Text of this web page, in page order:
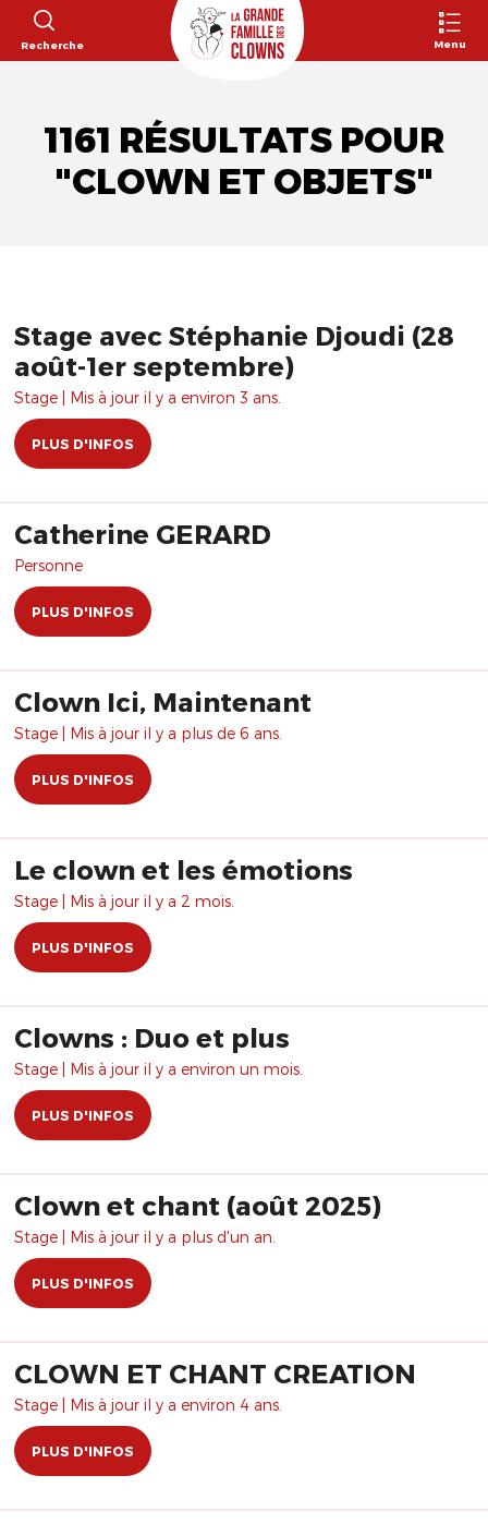
Recherche Menu
1161 RÉSULTATS POUR
"CLOWN ET OBJETS"
Stage avec Stéphanie Djoudi (28
août-1er septembre)
Stage | Mis à jour il y a environ 3 ans.
PLUS D'INFOS
Catherine GERARD
Personne
PLUS D'INFOS
Clown Ici, Maintenant
Stage | Mis à jour il y a plus de 6 ans.
PLUS D'INFOS
Le clown et les émotions
Stage | Mis à jour il y a 2 mois.
PLUS D'INFOS
Clowns : Duo et plus
Stage | Mis à jour il y a environ un mois.
PLUS D'INFOS
Clown et chant (août 2025)
Stage | Mis à jour il y a plus d'un an.
PLUS D'INFOS
CLOWN ET CHANT CREATION
Stage | Mis à jour il y a environ 4 ans.
PLUS D'INFOS